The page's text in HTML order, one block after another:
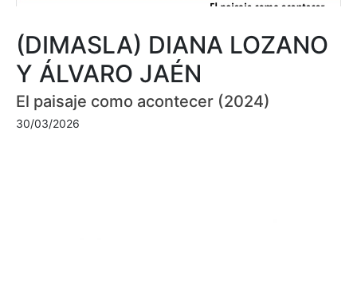
(DIMASLA) DIANA LOZANO
Y ÁLVARO JAÉN
El paisaje como acontecer (2024)
30/03/2026